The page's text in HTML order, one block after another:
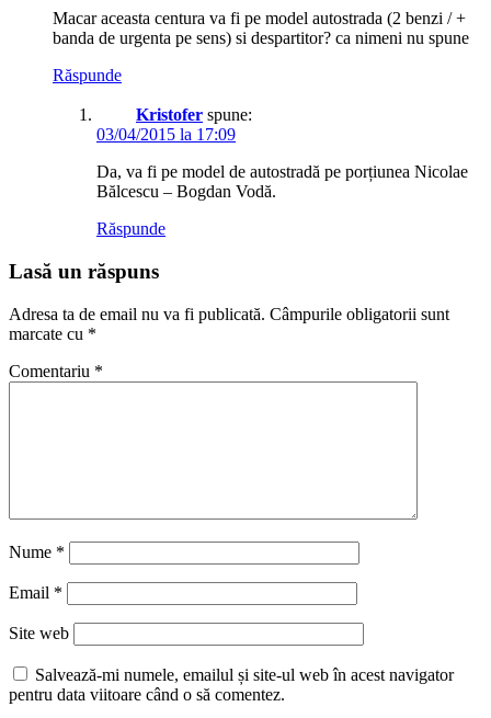
Macar aceasta centura va fi pe model autostrada (2 benzi / +
banda de urgenta pe sens) si despartitor? ca nimeni nu spune
Răspunde
Kristofer spune:
03/04/2015 la 17:09
Da, va fi pe model de autostradă pe porțiunea Nicolae
Bălcescu – Bogdan Vodă.
Răspunde
Lasă un răspuns
Adresa ta de email nu va fi publicată. Câmpurile obligatorii sunt
marcate cu *
Comentariu *
Nume *
Email *
Site web
Salvează-mi numele, emailul și site-ul web în acest navigator
pentru data viitoare când o să comentez.